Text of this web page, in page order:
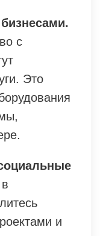
с
Это
и